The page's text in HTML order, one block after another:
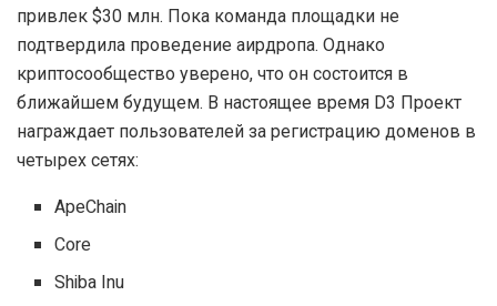
привлек $30 млн. Пока команда площадки не
подтвердила проведение аирдропа. Однако
криптосообщество уверено, что он состоится в
ближайшем будущем. В настоящее время D3 Проект
награждает пользователей за регистрацию доменов в
четырех сетях:
ApeChain
Core
Shiba Inu